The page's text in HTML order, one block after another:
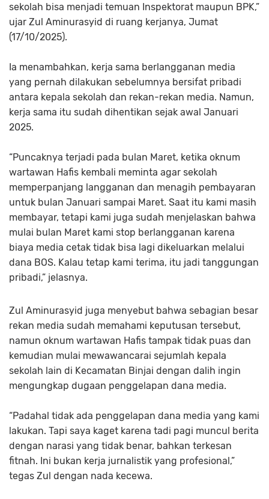
sekolah bisa menjadi temuan Inspektorat maupun BPK,”
ujar Zul Aminurasyid di ruang kerjanya, Jumat
(17/10/2025).
Ia menambahkan, kerja sama berlangganan media
yang pernah dilakukan sebelumnya bersifat pribadi
antara kepala sekolah dan rekan-rekan media. Namun,
kerja sama itu sudah dihentikan sejak awal Januari
2025.
“Puncaknya terjadi pada bulan Maret, ketika oknum
wartawan Hafis kembali meminta agar sekolah
memperpanjang langganan dan menagih pembayaran
untuk bulan Januari sampai Maret. Saat itu kami masih
membayar, tetapi kami juga sudah menjelaskan bahwa
mulai bulan Maret kami stop berlangganan karena
biaya media cetak tidak bisa lagi dikeluarkan melalui
dana BOS. Kalau tetap kami terima, itu jadi tanggungan
pribadi,” jelasnya.
Zul Aminurasyid juga menyebut bahwa sebagian besar
rekan media sudah memahami keputusan tersebut,
namun oknum wartawan Hafis tampak tidak puas dan
kemudian mulai mewawancarai sejumlah kepala
sekolah lain di Kecamatan Binjai dengan dalih ingin
mengungkap dugaan penggelapan dana media.
“Padahal tidak ada penggelapan dana media yang kami
lakukan. Tapi saya kaget karena tadi pagi muncul berita
dengan narasi yang tidak benar, bahkan terkesan
fitnah. Ini bukan kerja jurnalistik yang profesional,”
tegas Zul dengan nada kecewa.